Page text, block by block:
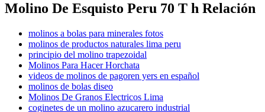
Molino De Esquisto Peru 70 T h Relación
molinos a bolas para minerales fotos
molinos de productos naturales lima peru
principio del molino trapezoidal
Molinos Para Hacer Horchata
videos de molinos de pagoren yers en español
molinos de bolas diseo
Molinos De Granos Electricos Lima
coginetes de un molino azucarero industrial